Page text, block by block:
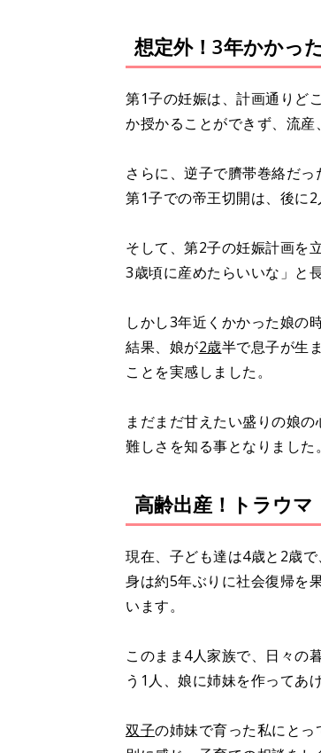
想定外！3年かかっ
第1子の妊娠は、計画通りど
か授かることができず、流産
さらに、逆子で臍帯巻絡だっ
第1子での帝王切開は、後に
そして、第2子の妊娠計画を
3歳頃に産めたらいいな」と
しかし3年近くかかった娘の
結果、娘が2歳半で息子が生
ことを実感しました。
まだまだ甘えたい盛りの娘
難しさを知る事となりました。
高齢出産！トラウ
現在、子ども達は4歳と2歳で
身は約5年ぶりに社会復帰を
います。
このまま4人家族で、日々の
う1人、娘に姉妹を作ってあ
双子の姉妹で育った私にと